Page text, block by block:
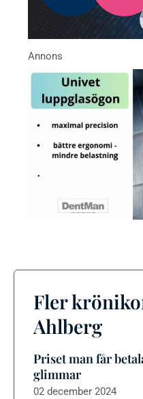
Fler
Ahlberg
Priset man får
glimmar
02 december 2024